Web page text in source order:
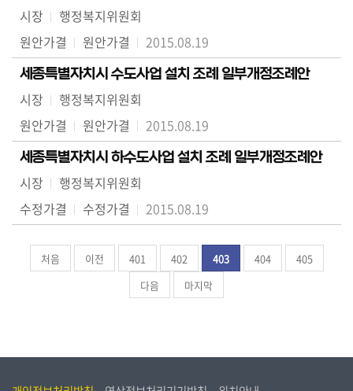
시장
행정복지위원회
원안가결
원안가결 2015.08.19
세종특별자치시 수도사업 설치 조례 일부개정조례안
시장
행정복지위원회
원안가결
원안가결 2015.08.19
세종특별자치시 하수도사업 설치 조례 일부개정조례안
시장
행정복지위원회
수정가결
수정가결 2015.08.19
처음 이전 401 402 403 404
405
다음
마지막